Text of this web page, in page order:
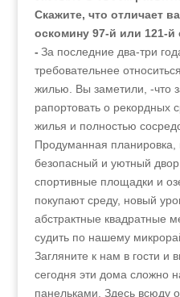
Скажите, что отличает
оскомину 97‑й или 121‑й
- За последние два-три
требовательнее
жилью. Вы заметили, -что
рапортовать о рекордных
жилья и полностью
Продуманная планировка,
безопасный и уютный двор,
спортивные площадки и
покупают среду, новый
абстрактные квадратные
судить по нашему
Загляните к нам в гости и
сегодня эти дома сложно
панельками. Здесь всюду